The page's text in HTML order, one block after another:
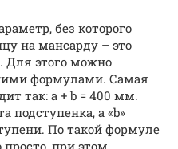
без которого
на мансарду – это
Для этого можно
формулами. Самая
так: a + b = 400 мм.
подступенка, а «b»
По такой формуле
при этом